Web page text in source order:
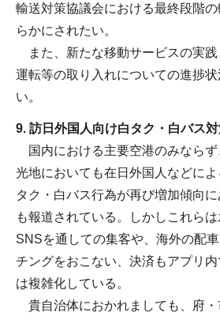
輸送対策協議会における最終段階
らかにされたい。
また、新たな移動サービスの実践
運転等の取り入れについての進捗
い。
9. 訪日外国人向け白タク・白バス
国内における主要空港のみなら
光地においても在日外国人などに
タク・白バス行為が再び増加傾向
も報道されている。しかしこれらは
SNSを通しての集客や、海外の配
チングをおこない、決済もアプリ
は複雑化している。
貴自治体におかれましても、府